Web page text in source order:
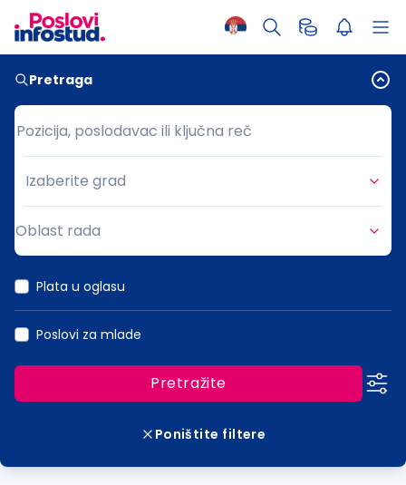
Pretraga
Pozicija, poslodavac ili ključna reč
Pozicija, poslodavac ili ključna reč
Grad
Izaberite grad
Oblast rada
Plata u oglasu
Poslovi za mlade
Pretražite
Poništite filtere